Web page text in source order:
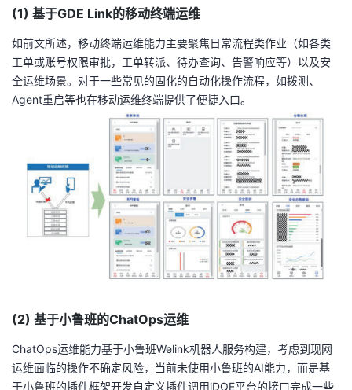
(1) 基于GDE Link的移动终端运维
如前文所述，移动终端运维能力主要聚焦日常流程类作业（如各类
工单或账号权限审批，工单转派、待办查询、告警响应等）以及安
全运维场景。对于一些常见的固化的自动化操作流程，如拨测、
Agent重启等也在移动运维终端提供了便捷入口。
(2) 基于小鲁班的ChatOps运维
ChatOps运维能力基于小鲁班Welink机器人服务构建，考虑到现网
运维面临的操作不确定风险，当前未使用小鲁班的AI能力，而是基
于小鲁班的插件框架开发自定义插件调用iDOE平台的接口完成一些